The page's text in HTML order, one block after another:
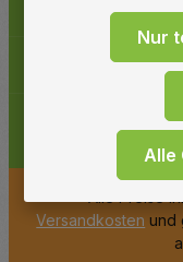
Folge uns
Zahlungsarten
Versandkosten und
Nur
Alle